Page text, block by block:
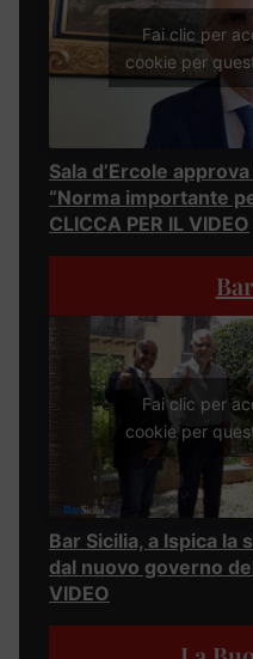
Fai clic per
cookie per
Sala d’Ercole
“Norma importante
CLICCA PER IL VIDEO
Fai clic per
cookie per
Bar Sicilia, a Ispica la
dal nuovo governo
VIDEO